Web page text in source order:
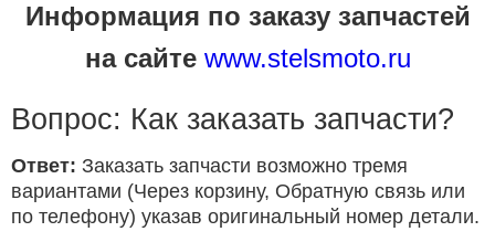
Информация по заказу запчастей
на сайте www.stelsmoto.ru
Вопрос: Как заказать запчасти?
Ответ: Заказать запчасти возможно тремя
вариантами (Через корзину, Обратную связь или
по телефону) указав оригинальный номер детали.